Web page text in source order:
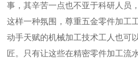
事，其辛苦一点也不亚于科研人员
这样一种氛围，尊重五金零件加工
动手天赋的机械加工技术工人也可
匠。只有让这些在精密零件加工流